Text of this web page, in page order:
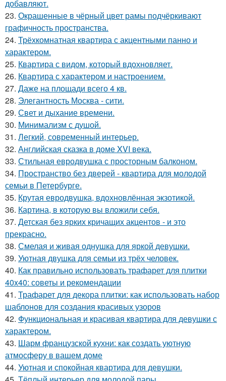
добавляют.
23. Окрашенные в чёрный цвет рамы подчёркивают
графичность пространства.
24. Трёхкомнатная квартира с акцентными панно и
характером.
25. Квартира с видом, который вдохновляет.
26. Квартира с характером и настроением.
27. Даже на площади всего 4 кв.
28. Элегантность Москва - сити.
29. Свет и дыхание времени.
30. Минимализм с душой.
31. Легкий, современный интерьер.
32. Английская сказка в доме XVI века.
33. Стильная евродвушка с просторным балконом.
34. Пространство без дверей - квартира для молодой
семьи в Петербурге.
35. Крутая евродвушка, вдохновлённая экзотикой.
36. Картина, в которую вы вложили себя.
37. Детская без ярких кричащих акцентов - и это
прекрасно.
38. Смелая и живая однушка для яркой девушки.
39. Уютная двушка для семьи из трёх человек.
40. Как правильно использовать трафарет для плитки
40x40: советы и рекомендации
41. Трафарет для декора плитки: как использовать набор
шаблонов для создания красивых узоров
42. Функциональная и красивая квартира для девушки с
характером.
43. Шарм французской кухни: как создать уютную
атмосферу в вашем доме
44. Уютная и спокойная квартира для девушки.